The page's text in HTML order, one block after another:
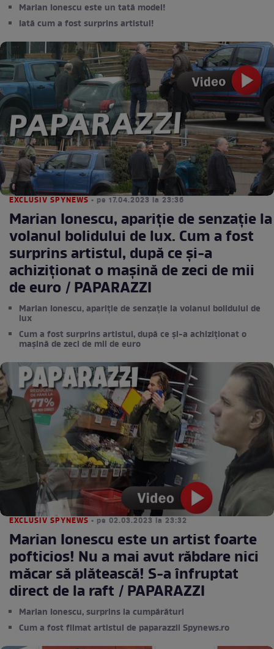
Marian Ionescu este un tată model!
Iată cum a fost surprins artistul!
EXCLUSIV SPYNEWS • pe 17.04.2023 la 23:36
Marian Ionescu, apariție de senzație la
volanul bolidului de lux. Cum a fost
surprins artistul, după ce și-a
achiziționat o mașină de zeci de mii
de euro / PAPARAZZI
Marian Ionescu, apariție de senzație la volanul bolidului de
lux
Cum a fost surprins artistul, după ce și-a achiziționat o
mașină de zeci de mii de euro
EXCLUSIV SPYNEWS • pe 02.03.2023 la 23:32
Marian Ionescu este un artist foarte
pofticios! Nu a mai avut răbdare nici
măcar să plătească! S-a înfruptat
direct de la raft / PAPARAZZI
Marian Ionescu, surprins la cumpărături
Cum a fost filmat artistul de paparazzii Spynews.ro